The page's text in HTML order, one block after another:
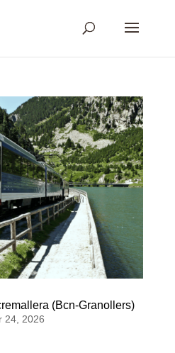
(Bcn-Granollers)
24, 2026